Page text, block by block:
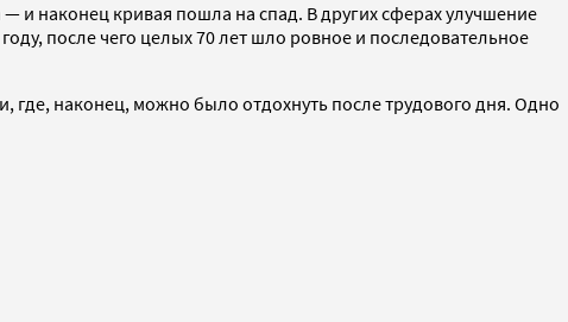
и наконец кривая пошла на спад. В других сферах улучшение
после чего целых 70 лет шло ровное и последовательное
где, наконец, можно было отдохнуть после трудового дня. Одно